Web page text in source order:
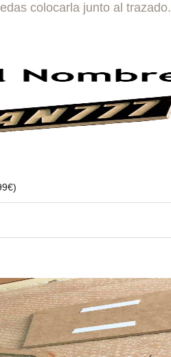
colocarla junto al trazado.
€)